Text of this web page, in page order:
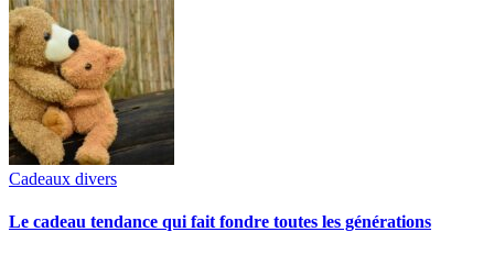
Cadeaux divers
Le cadeau tendance qui fait fondre toutes les générations